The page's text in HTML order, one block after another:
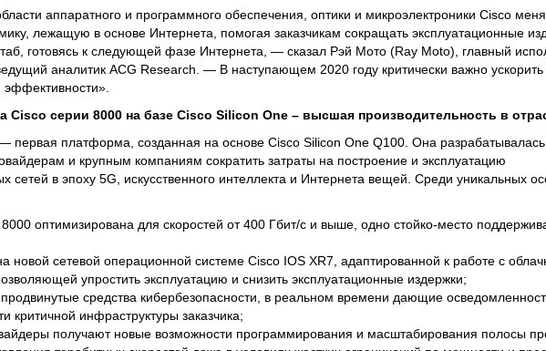
аппаратного и программного обеспечения, оптики и микроэлектроники Cisco
лежащую в основе Интернета, помогая заказчикам сокращать эксплуатационные
готовясь к следующей фазе Интернета, — сказал Рэй Мото (Ray Moto), главный
аналитик ACG Research. — В наступающем 2020 году критически важно ускорить
эффективности».
Cisco серии 8000 на базе Cisco Silicon One – высшая производительность в
первая платформа, созданная на основе Cisco Silicon One Q100. Она
и крупным компаниям сократить затраты на построение и эксплуатацию
сетей в эпоху 5G, искусственного интеллекта и Интернета вещей. Среди уникальных
оптимизирована для скоростей от 400 Гбит/с и выше, одно стойко-место
новой сетевой операционной системе Cisco IOS XR7, адаптированной к работе с
упростить эксплуатацию и снизить эксплуатационные издержки;
средства кибербезопасности, в реальном времени дающие
критичной инфраструктуры заказчика;
получают новые возможности программирования и масштабирования полосы